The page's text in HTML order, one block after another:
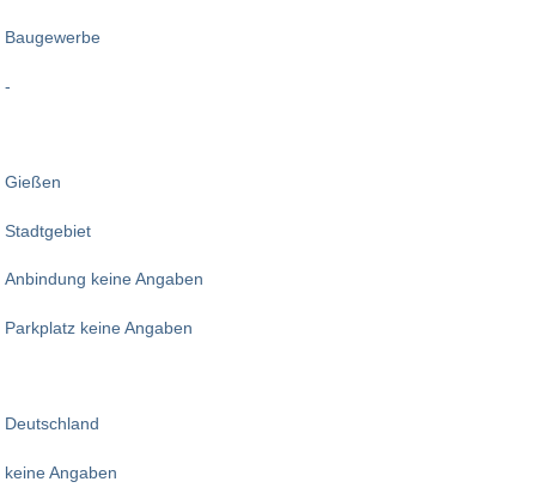
Baugewerbe
-
Gießen
Stadtgebiet
Anbindung keine Angaben
Parkplatz keine Angaben
Deutschland
keine Angaben